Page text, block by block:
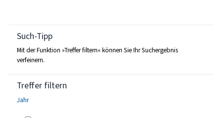
Such-Tipp
Mit der Funktion »Treffer filtern« können Sie Ihr Suchergebnis
verfeinern.
Treffer filtern
Jahr